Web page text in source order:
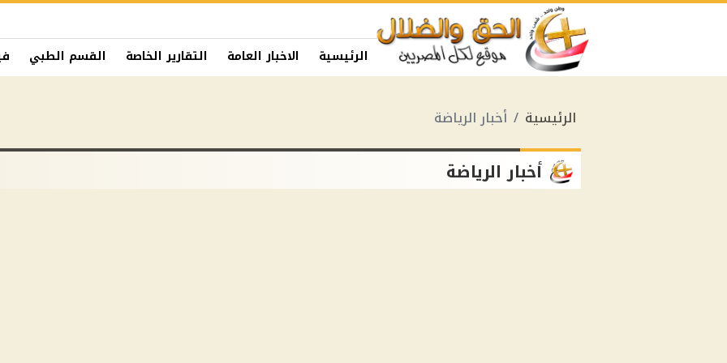
الرئيسية الاخبار العامة التقارير الخاصة القسم الطبي
الرئيسية أخبار الرياضة
أخبار الرياضة